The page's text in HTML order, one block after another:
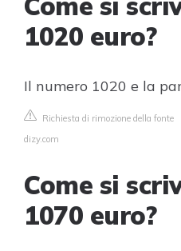
1020 euro?
Il numero 1020 e la
Richiesta di rimozione della fonte
dizy.com
Come si
1070 euro?